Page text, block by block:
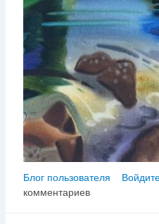
Блог пользователя
комментариев